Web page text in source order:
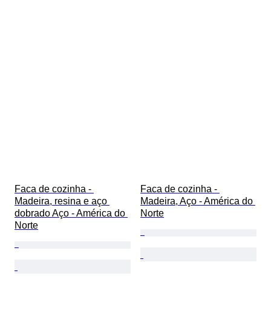
Faca de cozinha -
Madeira, resina e aço
dobrado Aço - América do
Norte
Faca de cozinha -
Madeira, Aço - América do
Norte